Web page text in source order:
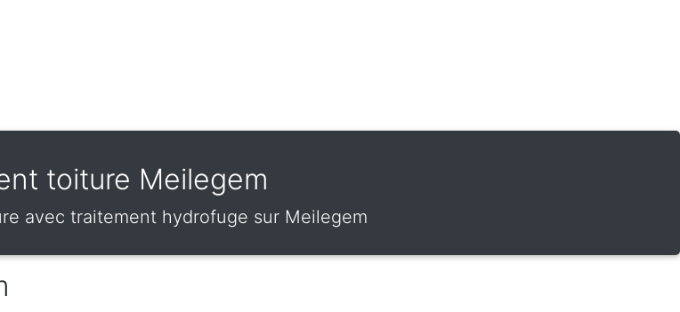
toiture Meilegem
avec traitement hydrofuge sur Meilegem